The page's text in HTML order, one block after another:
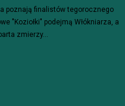
poznają finalistów tegorocznego
"Koziołki" podejmą Włókniarza, a
zmierzy...